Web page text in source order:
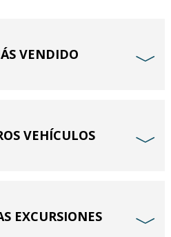
VENDIDO ﹀
VEHÍCULOS ﹀
EXCURSIONES ﹀